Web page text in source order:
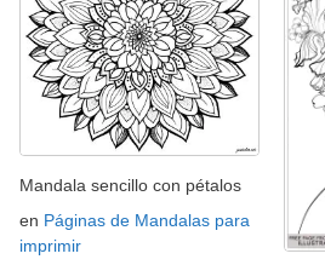
Mandala sencillo con pétalos
en Páginas de Mandalas para
imprimir